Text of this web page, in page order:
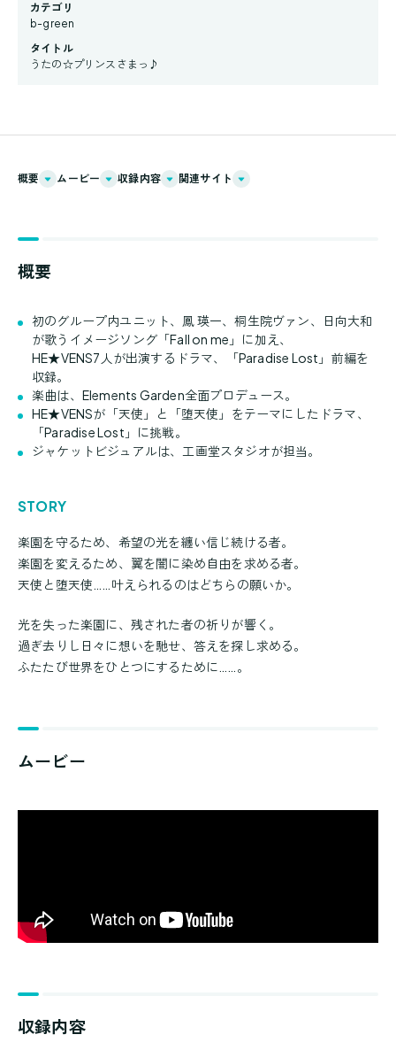
カテゴリ
b-green
タイトル
うたの☆プリンスさまっ♪
概要 ムービー 収録内容 関連サイト
概要
初のグループ内ユニット、鳳 瑛一、桐生院ヴァン、日向大和
が歌うイメージソング「Fall on me」に加え、
HE★VENS7人が出演するドラマ、「Paradise Lost」前編を
収録。
楽曲は、Elements Garden全面プロデュース。
HE★VENSが「天使」と「堕天使」をテーマにしたドラマ、
「Paradise Lost」に挑戦。
ジャケットビジュアルは、工画堂スタジオが担当。
STORY
楽園を守るため、希望の光を纏い信じ続ける者。
楽園を変えるため、翼を闇に染め自由を求める者。
天使と堕天使……叶えられるのはどちらの願いか。
光を失った楽園に、残された者の祈りが響く。
過ぎ去りし日々に想いを馳せ、答えを探し求める。
ふたたび世界をひとつにするために……。
ムービー
収録内容